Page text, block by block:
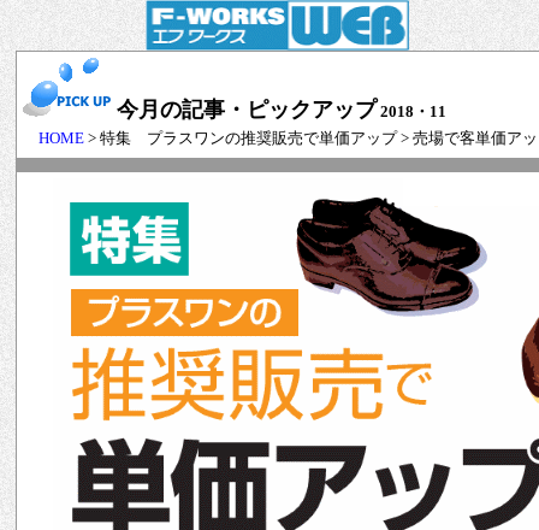
今月の記事・ピックアップ2018・11
HOME > 特集 プラスワンの推奨販売で単価アップ > 売場で客単価ア